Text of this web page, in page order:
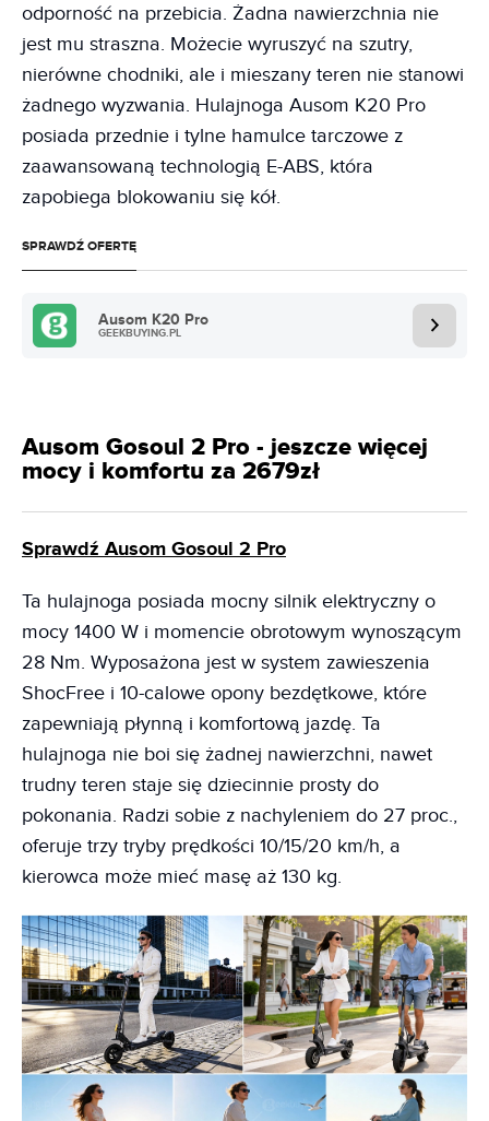
odporność na przebicia. Żadna nawierzchnia nie
jest mu straszna. Możecie wyruszyć na szutry,
nierówne chodniki, ale i mieszany teren nie stanowi
żadnego wyzwania. Hulajnoga Ausom K20 Pro
posiada przednie i tylne hamulce tarczowe z
zaawansowaną technologią E-ABS, która
zapobiega blokowaniu się kół.
SPRAWDŹ OFERTĘ
Ausom K20 Pro
GEEKBUYING.PL
Ausom Gosoul 2 Pro - jeszcze więcej
mocy i komfortu za 2679zł
Sprawdź Ausom Gosoul 2 Pro
Ta hulajnoga posiada mocny silnik elektryczny o
mocy 1400 W i momencie obrotowym wynoszącym
28 Nm. Wyposażona jest w system zawieszenia
ShocFree i 10-calowe opony bezdętkowe, które
zapewniają płynną i komfortową jazdę. Ta
hulajnoga nie boi się żadnej nawierzchni, nawet
trudny teren staje się dziecinnie prosty do
pokonania. Radzi sobie z nachyleniem do 27 proc.,
oferuje trzy tryby prędkości 10/15/20 km/h, a
kierowca może mieć masę aż 130 kg.